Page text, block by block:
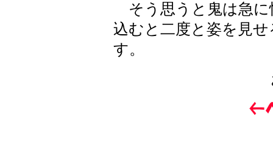
そう思うと鬼は急に
込むと二度と姿を見
す。